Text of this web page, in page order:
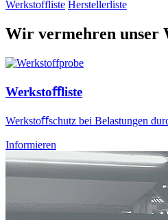
Werkstoffliste Herstellerliste
Wir vermehren unser
Werkstoﬀliste
Werkstoﬀschutz bei Belastungen
Informieren